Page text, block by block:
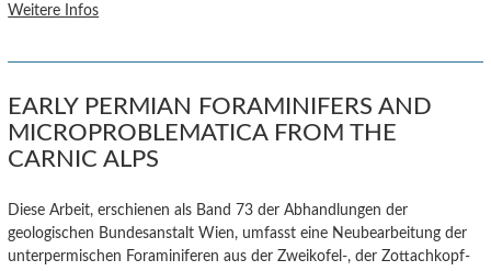
Weitere Infos
EARLY PERMIAN FORAMINIFERS AND
MICROPROBLEMATICA FROM THE
CARNIC ALPS
Diese Arbeit, erschienen als Band 73 der Abhandlungen der
geologischen Bundesanstalt Wien, umfasst eine Neubearbeitung der
unterpermischen Foraminiferen aus der Zweikofel-, der Zottachkopf-